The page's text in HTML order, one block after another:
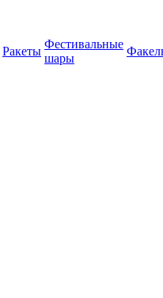
Ракеты
Фестивальные
шары